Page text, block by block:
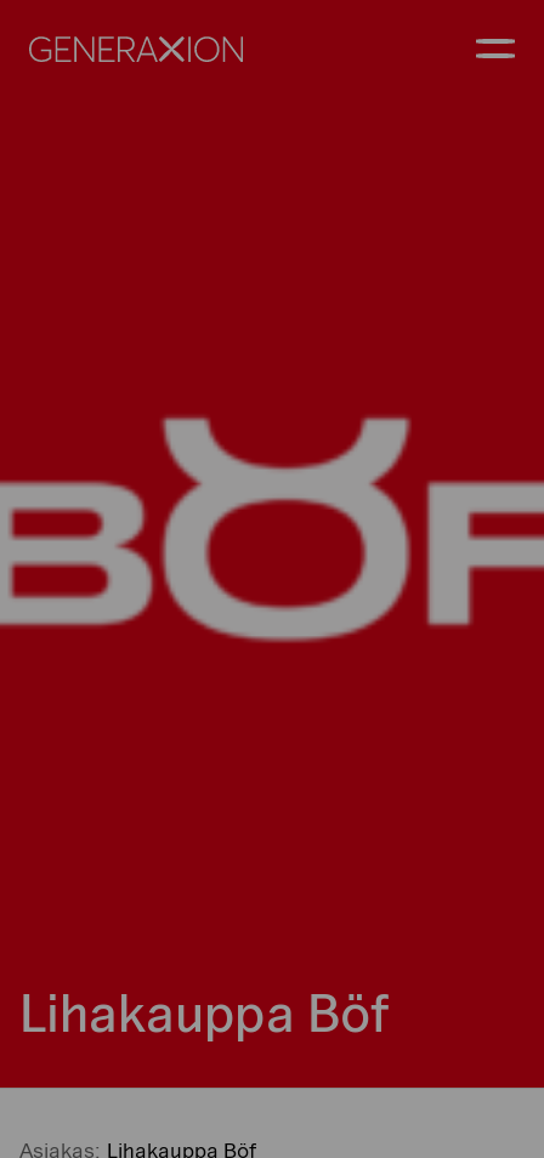
Generaxion
Lihakauppa Böf
Asiakas: Lihakauppa Böf